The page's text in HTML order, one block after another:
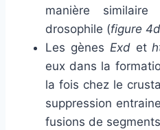
manière
drosophile (figure 4d
Les gènes Exdet
eux dans la
la fois chez le
suppression
fusions de